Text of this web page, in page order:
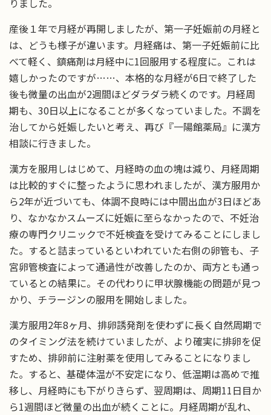
りました。
産後１年で月経が再開しましたが、第一子妊娠前の月経と
は、どうも様子が違います。月経痛は、第一子妊娠前に比
べて軽く、鎮痛剤は月経中に1回服用する程度に。これは
嬉しかったのですが……、本格的な月経が6日で終了した
後も微量の出血が2週間ほどダラダラ続くのです。月経周
期も、30日以上になることが多くなっていました。不調を
治してから妊娠したいと考え、再び『一陽館薬局』に漢方
相談に行きました。
漢方を服用しはじめて、月経時の血の塊は減り、月経周期
は比較的すぐに整ったように思われましたが、漢方服用か
ら2年が近づいても、体調不良時には中間出血が3日ほどあ
り、なかなかスムーズに妊娠に至らなかったので、不妊治
療の専門クリニックで不妊検査を受けてみることにしまし
た。すると詰まっているといわれていた右側の卵管も、子
宮卵管検査によって通過性が改善したのか、両方とも通っ
ているとの結果に。その代わりに甲状腺機能の問題が見つ
かり、チラージンの服用を開始しました。
漢方服用2年8ヶ月、排卵誘発剤を使わずに長く自然周期で
のタイミング法を続けていましたが、より確実に排卵を促
すため、排卵前に注射薬を使用してみることになりまし
た。すると、基礎体温が不安定になり、低温期は高めで推
移し、月経時にも下がりきらず、翌周期は、周期11日目か
ら1週間ほど微量の出血が続くことに。月経周期が乱れ、